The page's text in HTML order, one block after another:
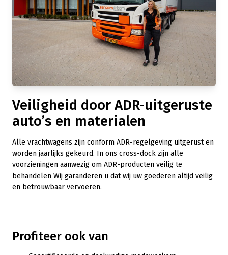
Veiligheid door ADR-uitgeruste
auto’s en materialen
Alle vrachtwagens zijn conform ADR-regelgeving uitgerust en
worden jaarlijks gekeurd. In ons cross-dock zijn alle
voorzieningen aanwezig om ADR-producten veilig te
behandelen Wij garanderen u dat wij uw goederen altijd veilig
en betrouwbaar vervoeren.
Profiteer ook van